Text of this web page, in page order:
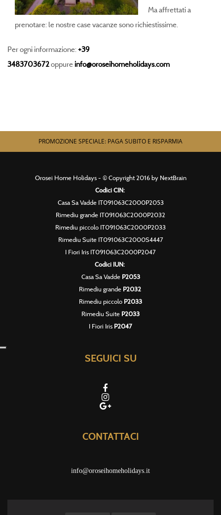
Ma affrettati a
prenotare: le nostre case vacanze sono richiestissime.
Per ogni informazione:+39
3483703672oppure info@oroseihomeholidays.com
PROMOZIONE SPECIALE: PAGA SUBITO E RISPARMIA
Orosei Home Holidays - © Copyright 2016 by NextBrain
Codici CIN:
Casa Sa Vadde IT091063C2000P2053
Rimediu grande IT091063C2000P2032
Rimediu piccolo IT091063C2000P2033
Rimediu Suite IT091063C2000S4447
I Fiori Iris IT091063C2000P2047
Codici IUN:
Casa Sa Vadde P2053
Rimediu grande P2032
Rimediu piccolo P2033
Rimediu Suite P2033
I Fiori Iris P2047
SEGUICI SU
CONTATTACI
info@oroseihomeholidays.it